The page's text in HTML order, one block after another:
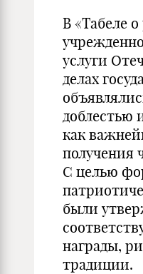
В «Табеле о
услуги
делах
доблестью
как
получения
С целью
были
награды,
традиции.